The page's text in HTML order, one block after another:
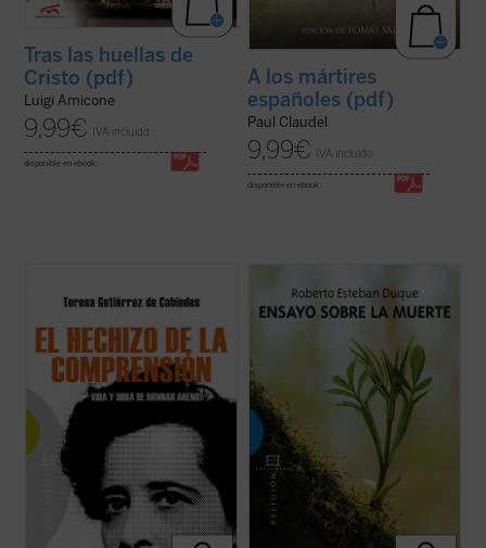
Tras las huellas de
Cristo (pdf)
Luigi Amicone
9,99€ IVA incluido
disponible en ebook:
A los mártires
españoles (pdf)
Paul Claudel
9,99€ IVA incluido
disponible en ebook:
¿Puede el eco cobrar fuerza con el tiempo,
Hannah Arendt para que, casi cuarenta
años después de morir, su voz siga
originando huracanes en el mundo
contemporáneo? ...
(ver ficha)
¿Es la muerte la auténtica limitación de
el contrario, enseñándonos a descubrir lo
esencial de la vida nos muestra aquello que
no puede ...